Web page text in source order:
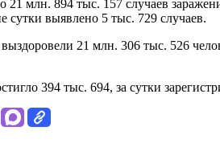
21 млн. 894 тыс. 157 случаев
сутки выявлено 5 тыс. 729 случаев.
выздоровели 21 млн. 306 тыс. 526
394 тыс. 694, за сутки